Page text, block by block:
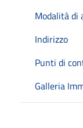
Modalità di
Indirizzo
Punti di
Galleria